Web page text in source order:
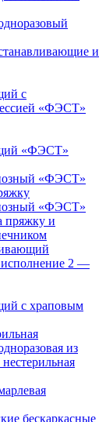
и
с
«ФЭСТ»
«ФЭСТ»
«ФЭСТ»
«ФЭСТ»
пряжку и
2 —
с храповым
из
бескаркасные